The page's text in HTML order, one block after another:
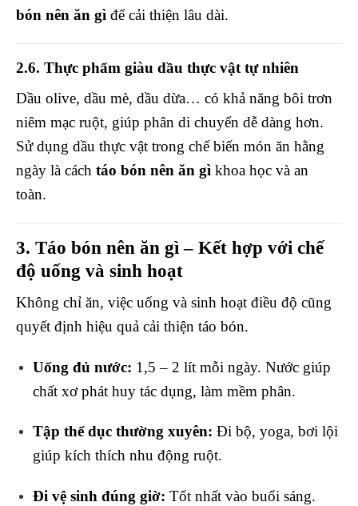
bón nên ăn gì để cải thiện lâu dài.
2.6. Thực phẩm giàu dầu thực vật tự nhiên
Dầu olive, dầu mè, dầu dừa… có khả năng bôi trơn
niêm mạc ruột, giúp phân di chuyển dễ dàng hơn.
Sử dụng dầu thực vật trong chế biến món ăn hằng
ngày là cách táo bón nên ăn gì khoa học và an
toàn.
3. Táo bón nên ăn gì – Kết hợp với chế
độ uống và sinh hoạt
Không chỉ ăn, việc uống và sinh hoạt điều độ cũng
quyết định hiệu quả cải thiện táo bón.
Uống đủ nước: 1,5 – 2 lít mỗi ngày. Nước giúp
chất xơ phát huy tác dụng, làm mềm phân.
Tập thể dục thường xuyên: Đi bộ, yoga, bơi lội
giúp kích thích nhu động ruột.
Đi vệ sinh đúng giờ: Tốt nhất vào buổi sáng.